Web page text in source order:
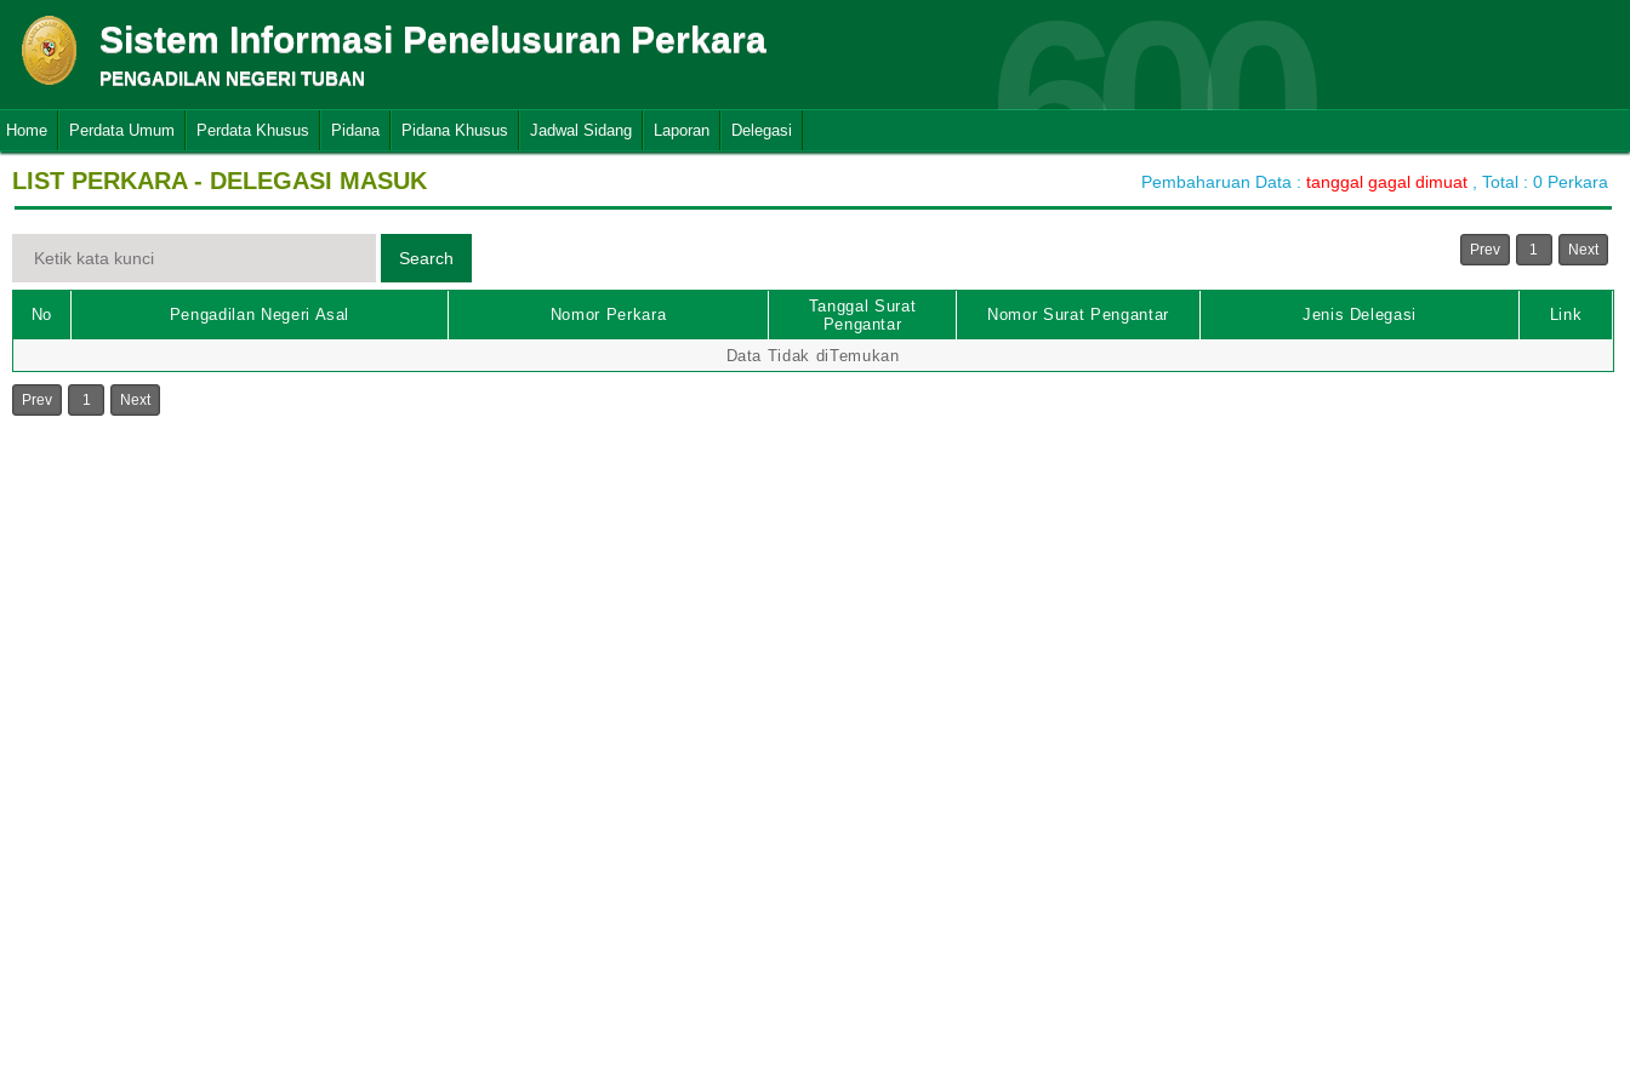
Sistem Informasi Penelusuran Perkara
PENGADILAN NEGERI TUBAN 600
Home Perdata Umum Perdata Khusus Pidana Pidana Khusus Jadwal Sidang Laporan Delegasi
LIST PERKARA - DELEGASI MASUK Pembaharuan Data : tanggal gagal dimuat , Total : 0 Perkara
Prev 1 Next
No Pengadilan Negeri Asal Nomor Perkara
Tanggal Surat
Pengantar
Nomor Surat Pengantar Jenis Delegasi Link
Data Tidak diTemukan
Prev 1 Next